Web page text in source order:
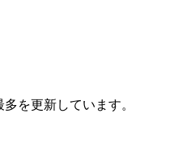
を更新しています。